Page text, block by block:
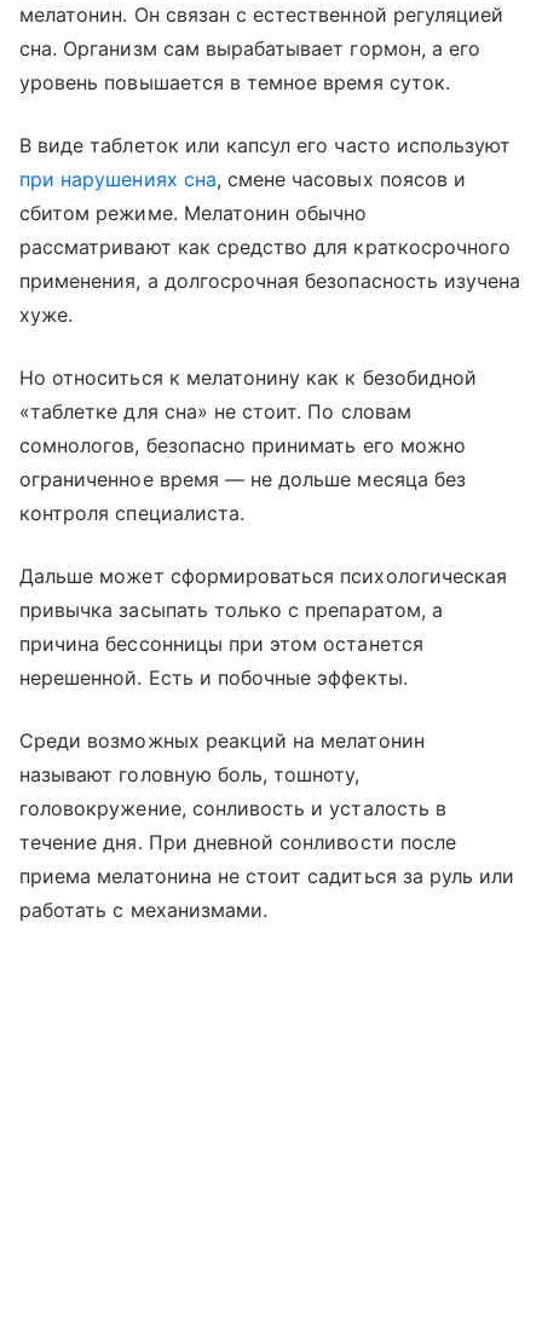
мелатонин. Он связан с естественной регуляцией
сна. Организм сам вырабатывает гормон, а его
уровень повышается в темное время суток.
В виде таблеток или капсул его часто используют
при нарушениях сна, смене часовых поясов и
сбитом режиме. Мелатонин обычно
рассматривают как средство для краткосрочного
применения, а долгосрочная безопасность изучена
хуже.
Но относиться к мелатонину как к безобидной
«таблетке для сна» не стоит. По словам
сомнологов, безопасно принимать его можно
ограниченное время — не дольше месяца без
контроля специалиста.
Дальше может сформироваться психологическая
привычка засыпать только с препаратом, а
причина бессонницы при этом останется
нерешенной. Есть и побочные эффекты.
Среди возможных реакций на мелатонин
называют головную боль, тошноту,
головокружение, сонливость и усталость в
течение дня. При дневной сонливости после
приема мелатонина не стоит садиться за руль или
работать с механизмами.